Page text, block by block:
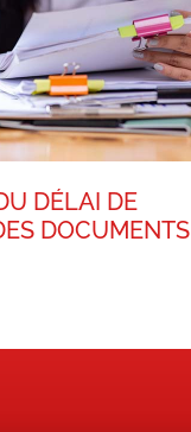
DÉLAI DE
DOCUMENTS